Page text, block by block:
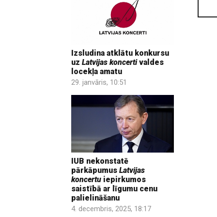
Izsludina atklātu konkursu
uz Latvijas koncertivaldes
locekļa amatu
29. janvāris, 10:51
IUB nekonstatē
pārkāpumus Latvijas
koncertu iepirkumos
saistībā ar līgumu cenu
palielināšanu
4. decembris, 2025, 18:17